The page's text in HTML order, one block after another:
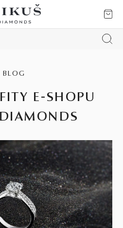
BLOG
E-SHOPU